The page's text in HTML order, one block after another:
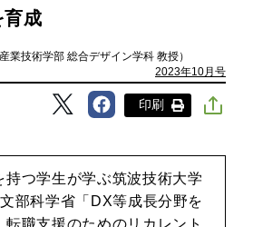
育成
業技術学部 総合デザイン学科 教授）
2023年10月号
印刷
持つ学生が学ぶ筑波技術大学
部科学省「DX等成長分野を
職支援のためのリカレント